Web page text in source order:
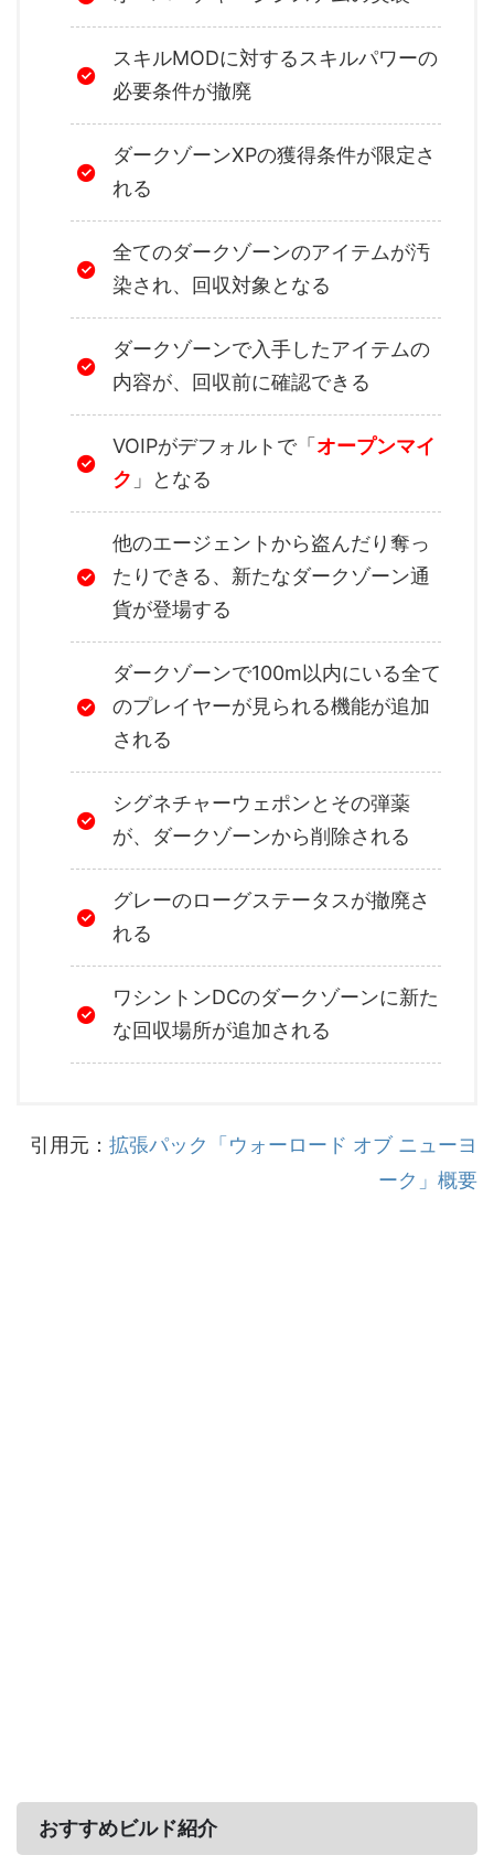
スキルMODに対するスキルパワーの
必要条件が撤廃
ダークゾーンXPの獲得条件が限定さ
れる
全てのダークゾーンのアイテムが汚
染され、回収対象となる
ダークゾーンで入手したアイテムの
内容が、回収前に確認できる
VOIPがデフォルトで「 オープンマイ
ク 」となる
他のエージェントから盗んだり奪っ
たりできる、新たなダークゾーン通
貨が登場する
ダークゾーンで100m以内にいる全て
のプレイヤーが見られる機能が追加
される
シグネチャーウェポンとその弾薬
が、ダークゾーンから削除される
グレーのローグステータスが撤廃さ
れる
ワシントンDCのダークゾーンに新た
な回収場所が追加される
引用元： 拡張パック「ウォーロード オブ ニューヨ
ーク」概要
おすすめビルド紹介